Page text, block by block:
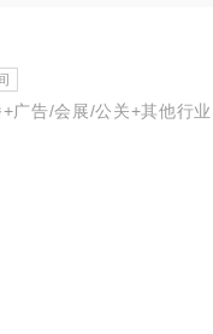
广告/会展/公关+其他行业